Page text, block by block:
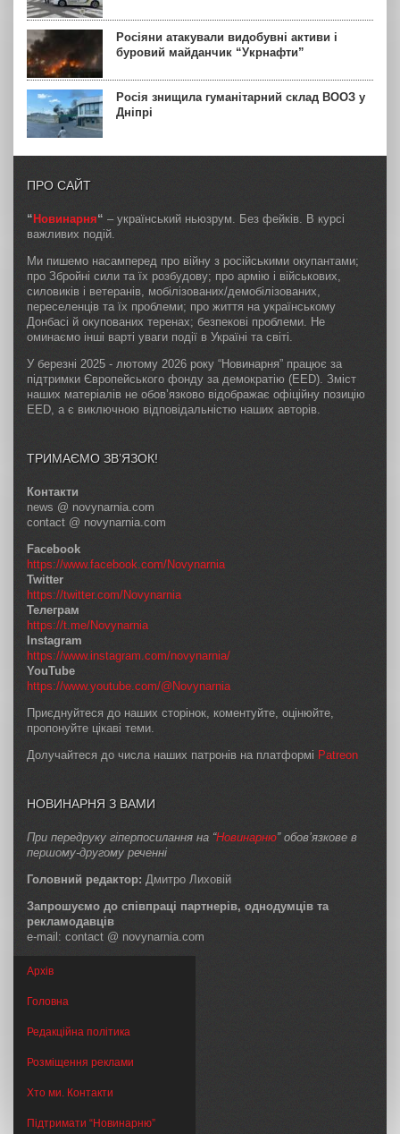
Росіяни атакували видобувні активи і
буровий майданчик “Укрнафти”
Росія знищила гуманітарний склад ВООЗ у
Дніпрі
ПРО САЙТ
“ Новинарня“ – український ньюзрум. Без фейків. В курсі
важливих подій.
Ми пишемо насамперед про війну з російськими окупантами;
про Збройні сили та їх розбудову; про армію і військових,
силовиків і ветеранів, мобілізованих/демобілізованих,
переселенців та їх проблеми; про життя на українському
Донбасі й окупованих теренах; безпекові проблеми. Не
оминаємо інші варті уваги події в Україні та світі.
У березні 2025 - лютому 2026 року “Новинарня” працює за
підтримки Європейського фонду за демократію (EED). Зміст
наших матеріалів не обов’язково відображає офіційну позицію
EED, а є виключною відповідальністю наших авторів.
ТРИМАЄМО ЗВ’ЯЗОК!
Контакти
news @ novynarnia.com
contact @ novynarnia.com
Facebook
https://www.facebook.com/Novynarnia
Twitter
https://twitter.com/Novynarnia
Телеграм
https://t.me/Novynarnia
Instagram
https://www.instagram.com/novynarnia/
YouTube
https://www.youtube.com/@Novynarnia
Приєднуйтеся до наших сторінок, коментуйте, оцінюйте,
пропонуйте цікаві теми.
Долучайтеся до числа наших патронів на платформі Patreon
НОВИНАРНЯ З ВАМИ
При передруку гіперпосилання на “Новинарню” обов’язкове в
першому-другому реченні
Головний редактор: Дмитро Лиховій
Запрошуємо до співпраці партнерів, однодумців та
рекламодавців
e-mail: contact @ novynarnia.com
Архів
Головна
Редакційна політика
Розміщення реклами
Хто ми. Контакти
Підтримати “Новинарню”